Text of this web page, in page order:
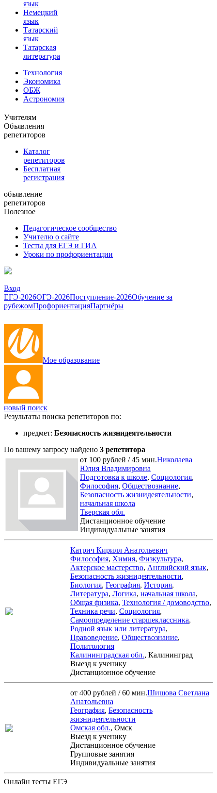
язык
Немецкий
язык
Татарский
язык
Татарская
литература
Технология
Экономика
ОБЖ
Астрономия
Учителям
Объявления
репетиторов
Каталог
репетиторов
Бесплатная
регистрация
объявление
репетиторов
Полезное
Педагогическое сообщество
Учителю о сайте
Тесты для ЕГЭ и ГИА
Уроки по профориентации
Вход
ЕГЭ-2026ОГЭ-2026Поступление-2026Обучение за
рубежомПрофориентацияПартнёры
Мое образование
новый поиск
Результаты поиска репетиторов по:
предмет: Безопасность жизнидеятельности
По вашему запросу найдено 3 репетитора
от 100 рублей / 45 мин.Николаева
Юлия Владимировна
Подготовка к школе, Социология,
Философия, Обществознание,
Безопасность жизнидеятельности,
начальная школа
Тверская обл.
Дистанционное обучение
Индивидуальные занятия
Катрич Кирилл Анатольевич
Философия, Химия, Физкультура,
Актерское мастерство, Английский язык,
Безопасность жизнидеятельности,
Биология, География, История,
Литература, Логика, начальная школа,
Общая физика, Технология / домоводство,
Техника речи, Социология,
Самоопределение старшеклассника,
Родной язык или литература,
Правоведение, Обществознание,
Политология
Калининградская обл., Калининград
Выезд к ученику
Дистанционное обучение
от 400 рублей / 60 мин.Шишова Светлана
Анатольевна
География, Безопасность
жизнидеятельности
Омская обл., Омск
Выезд к ученику
Дистанционное обучение
Групповые занятия
Индивидуальные занятия
Онлайн тесты ЕГЭ